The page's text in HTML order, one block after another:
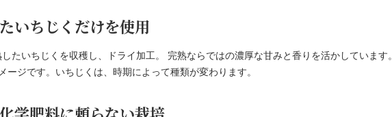
いちじくだけを使用
たいちじくを収穫し、ドライ加工。 完熟ならではの濃厚な甘みと香りを活かしています。
ージです。いちじくは、時期によって種類が変わります。